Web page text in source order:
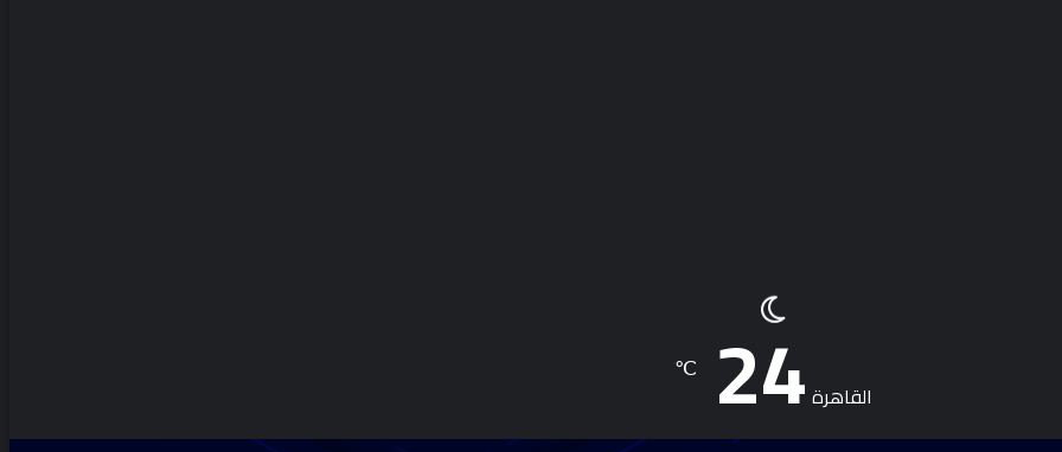
القاهرة 24
℃